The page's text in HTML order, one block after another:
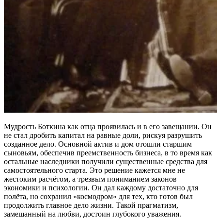
Мудрость Боткина как отца проявилась и в его завещании. Он
не стал дробить капитал на равные доли, рискуя разрушить
созданное дело. Основной актив и дом отошли старшим
сыновьям, обеспечив преемственность бизнеса, в то время как
остальные наследники получили существенные средства для
самостоятельного старта. Это решение кажется мне не
жестоким расчётом, а трезвым пониманием законов
экономики и психологии. Он дал каждому достаточно для
полёта, но сохранил «космодром» для тех, кто готов был
продолжить главное дело жизни. Такой прагматизм,
замешанный на любви, достоин глубокого уважения.